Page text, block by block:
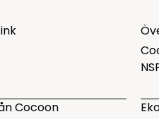
Cocoon